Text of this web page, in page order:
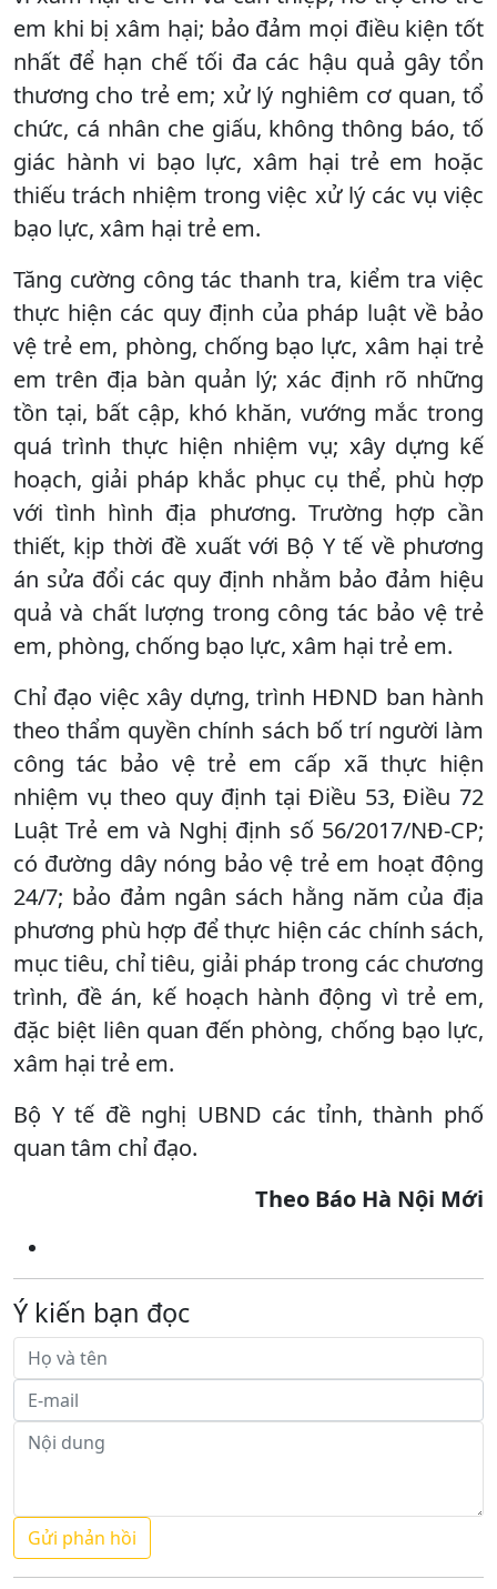
em khi bị xâm hại; bảo đảm mọi điều kiện tốt
nhất để hạn chế tối đa các hậu quả gây tổn
thương cho trẻ em; xử lý nghiêm cơ quan, tổ
chức, cá nhân che giấu, không thông báo, tố
giác hành vi bạo lực, xâm hại trẻ em hoặc
thiếu trách nhiệm trong việc xử lý các vụ việc
bạo lực, xâm hại trẻ em.
Tăng cường công tác thanh tra, kiểm tra việc
thực hiện các quy định của pháp luật về bảo
vệ trẻ em, phòng, chống bạo lực, xâm hại trẻ
em trên địa bàn quản lý; xác định rõ những
tồn tại, bất cập, khó khăn, vướng mắc trong
quá trình thực hiện nhiệm vụ; xây dựng kế
hoạch, giải pháp khắc phục cụ thể, phù hợp
với tình hình địa phương. Trường hợp cần
thiết, kịp thời đề xuất với Bộ Y tế về phương
án sửa đổi các quy định nhằm bảo đảm hiệu
quả và chất lượng trong công tác bảo vệ trẻ
em, phòng, chống bạo lực, xâm hại trẻ em.
Chỉ đạo việc xây dựng, trình HĐND ban hành
theo thẩm quyền chính sách bố trí người làm
công tác bảo vệ trẻ em cấp xã thực hiện
nhiệm vụ theo quy định tại Điều 53, Điều 72
Luật Trẻ em và Nghị định số 56/2017/NĐ-CP;
có đường dây nóng bảo vệ trẻ em hoạt động
24/7; bảo đảm ngân sách hằng năm của địa
phương phù hợp để thực hiện các chính sách,
mục tiêu, chỉ tiêu, giải pháp trong các chương
trình, đề án, kế hoạch hành động vì trẻ em,
đặc biệt liên quan đến phòng, chống bạo lực,
xâm hại trẻ em.
Bộ Y tế đề nghị UBND các tỉnh, thành phố
quan tâm chỉ đạo.
Theo Báo Hà Nội Mới
Ý kiến bạn đọc